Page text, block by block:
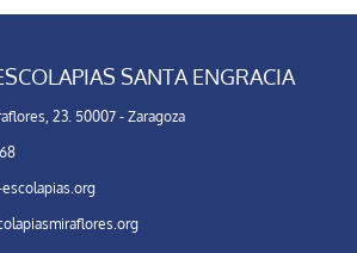
SANTA ENGRACIA
23. 50007 - Zaragoza